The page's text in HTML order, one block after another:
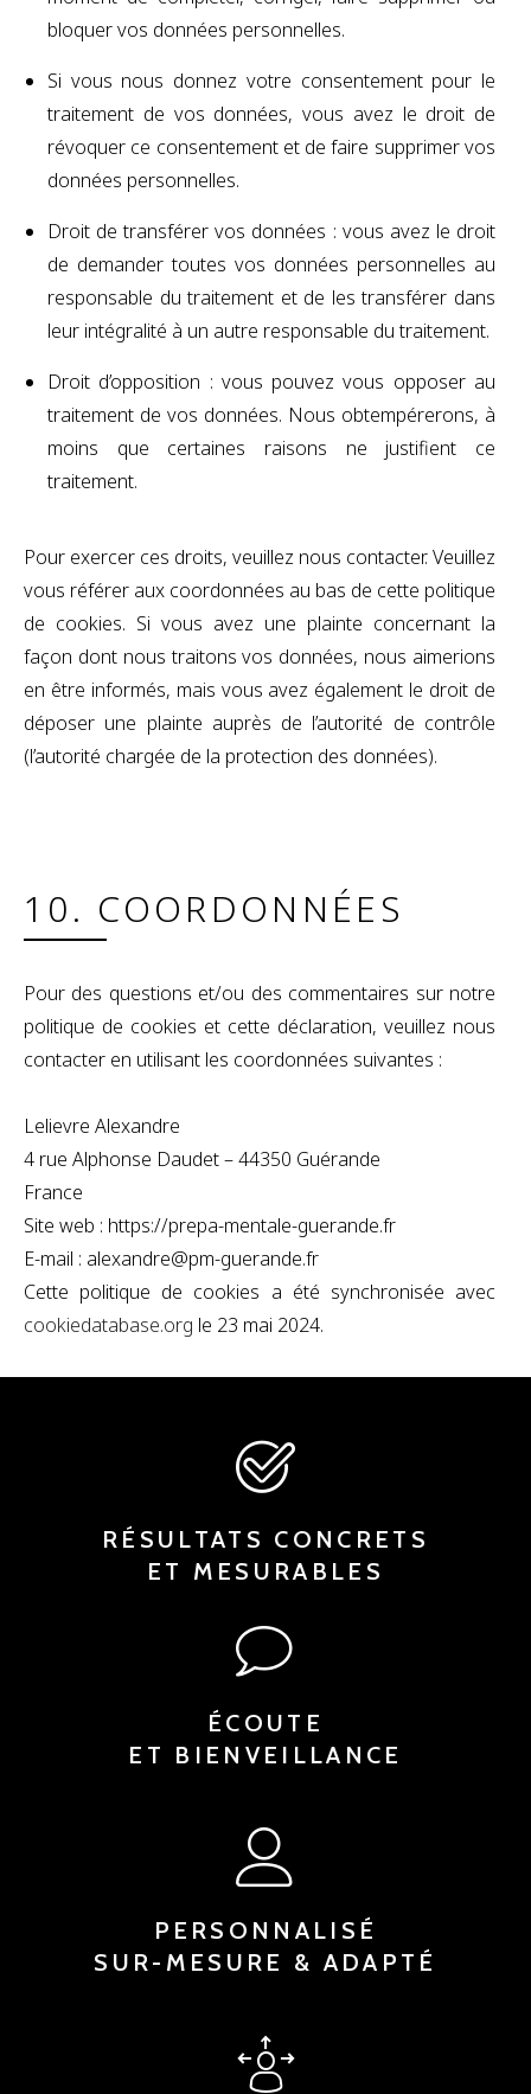
bloquer vos données personnelles.
Si vous nous donnez votre consentement pour le
traitement de vos données, vous avez le droit de
révoquer ce consentement et de faire supprimer vos
données personnelles.
Droit de transférer vos données : vous avez le droit
de demander toutes vos données personnelles au
responsable du traitement et de les transférer dans
leur intégralité à un autre responsable du traitement.
Droit d’opposition : vous pouvez vous opposer au
traitement de vos données. Nous obtempérerons, à
moins que certaines raisons ne justifient ce
traitement.
Pour exercer ces droits, veuillez nous contacter. Veuillez
vous référer aux coordonnées au bas de cette politique
de cookies. Si vous avez une plainte concernant la
façon dont nous traitons vos données, nous aimerions
en être informés, mais vous avez également le droit de
déposer une plainte auprès de l’autorité de contrôle
(l’autorité chargée de la protection des données).
10. COORDONNÉES
Pour des questions et/ou des commentaires sur notre
politique de cookies et cette déclaration, veuillez nous
contacter en utilisant les coordonnées suivantes :
Lelievre Alexandre
4 rue Alphonse Daudet – 44350 Guérande
France
Site web : https://prepa-mentale-guerande.fr
E-mail : alexandre@pm-guerande.fr
Cette politique de cookies a été synchronisée avec
cookiedatabase.org le 23 mai 2024.
RÉSULTATS CONCRETS
ET MESURABLES
ÉCOUTE
ET BIENVEILLANCE
PERSONNALISÉ
SUR-MESURE & ADAPTÉ